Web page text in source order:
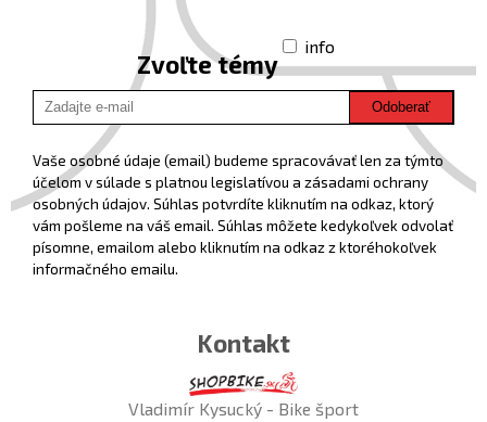
Zvoľte témy
info
Odoberať
Vaše osobné údaje (email) budeme spracovávať len za týmto
účelom v súlade s platnou legislatívou a zásadami ochrany
osobných údajov. Súhlas potvrdíte kliknutím na odkaz, ktorý
vám pošleme na váš email. Súhlas môžete kedykoľvek odvolať
písomne, emailom alebo kliknutím na odkaz z ktoréhokoľvek
informačného emailu.
Kontakt
Vladimír Kysucký - Bike šport